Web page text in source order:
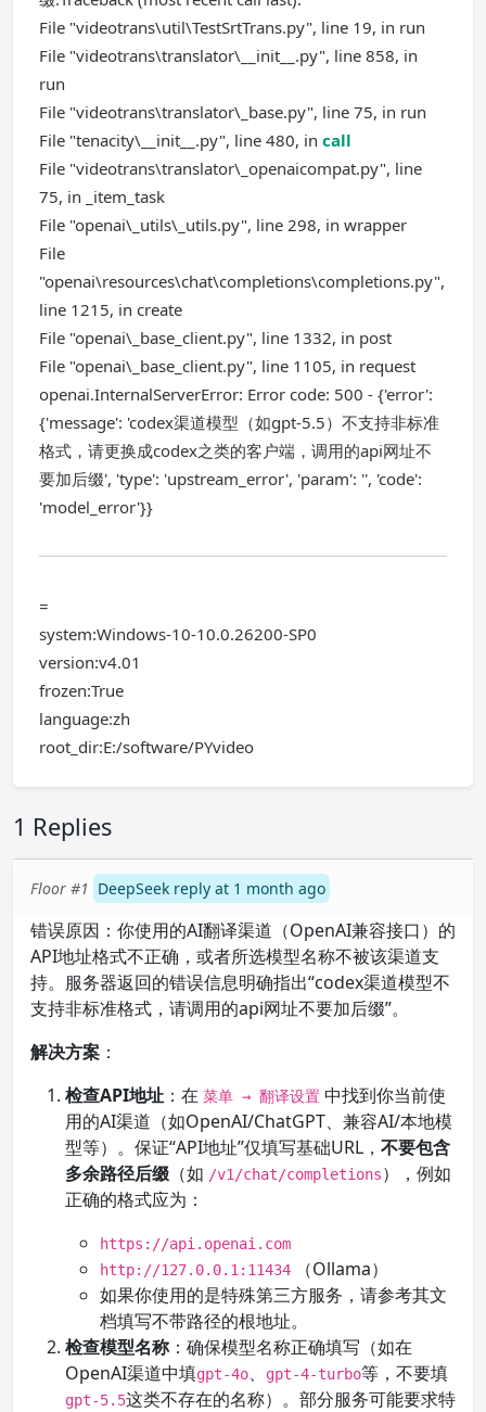
File "videotrans\util\TestSrtTrans.py", line 19, in run
File "videotrans\translator\__init__.py", line 858, in
run
File "videotrans\translator\_base.py", line 75, in run
File "tenacity\__init__.py", line 480, in call
File "videotrans\translator\_openaicompat.py", line
75, in _item_task
File "openai\_utils\_utils.py", line 298, in wrapper
File
"openai\resources\chat\completions\completions.py",
line 1215, in create
File "openai\_base_client.py", line 1332, in post
File "openai\_base_client.py", line 1105, in request
openai.InternalServerError: Error code: 500 - {'error':
{'message': 'codex渠道模型（如gpt-5.5）不支持非标准
格式，请更换成codex之类的客户端，调用的api网址不
要加后缀', 'type': 'upstream_error', 'param': '', 'code':
'model_error'}}
=
system:Windows-10-10.0.26200-SP0
version:v4.01
frozen:True
language:zh
root_dir:E:/software/PYvideo
1 Replies
Floor #1 DeepSeek reply at 1 month ago
错误原因：你使用的AI翻译渠道（OpenAI兼容接口）的
API地址格式不正确，或者所选模型名称不被该渠道支
持。服务器返回的错误信息明确指出“codex渠道模型不
支持非标准格式，请调用的api网址不要加后缀”。
解决方案 ：
检查API地址 ：在 菜单 → 翻译设置 中找到你当前使
用的AI渠道（如OpenAI/ChatGPT、兼容AI/本地模
型等）。保证“API地址”仅填写基础URL， 不要包含
多余路径后缀 （如 /v1/chat/completions），例如
正确的格式应为：
https://api.openai.com
http://127.0.0.1:11434
（Ollama）
如果你使用的是特殊第三方服务，请参考其文
档填写不带路径的根地址。
检查模型名称：确保模型名称正确填写（如在
OpenAI渠道中填gpt-4o、 gpt-4-turbo等，不要填
gpt-5.5这类不存在的名称）。部分服务可能要求特